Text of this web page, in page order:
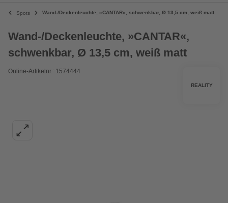
Spots Wand-/Deckenleuchte, »CANTAR«, schwenkbar, Ø 13,5 cm, weiß matt
Wand-/Deckenleuchte, »CANTAR«,
schwenkbar, Ø 13,5 cm, weiß matt
Online-Artikelnr.: 1574444
REALITY